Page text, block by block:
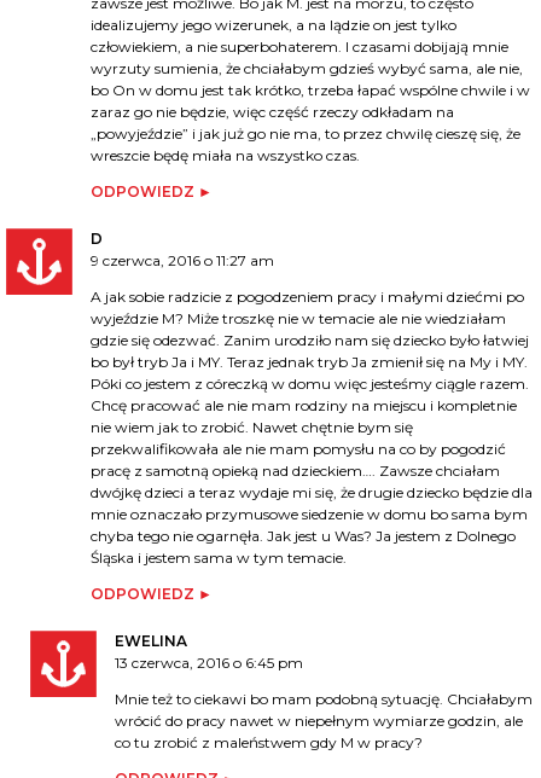
idealizujemy jego wizerunek, a na lądzie on jest tylko
człowiekiem, a nie superbohaterem. I czasami dobijają mnie
wyrzuty sumienia, że chciałabym gdzieś wybyć sama, ale nie,
bo On w domu jest tak krótko, trzeba łapać wspólne chwile i w
zaraz go nie będzie, więc część rzeczy odkładam na
„powyjeździe” i jak już go nie ma, to przez chwilę cieszę się, że
wreszcie będę miała na wszystko czas.
ODPOWIEDZ
D
9 czerwca, 2016 o 11:27 am
A jak sobie radzicie z pogodzeniem pracy i małymi dziećmi po
wyjeździe M? Miże troszkę nie w temacie ale nie wiedziałam
gdzie się odezwać. Zanim urodziło nam się dziecko było łatwiej
bo był tryb Ja i MY. Teraz jednak tryb Ja zmienił się na My i MY.
Póki co jestem z córeczką w domu więc jesteśmy ciągle razem.
Chcę pracować ale nie mam rodziny na miejscu i kompletnie
nie wiem jak to zrobić. Nawet chętnie bym się
przekwalifikowała ale nie mam pomysłu na co by pogodzić
pracę z samotną opieką nad dzieckiem…. Zawsze chciałam
dwójkę dzieci a teraz wydaje mi się, że drugie dziecko będzie dla
mnie oznaczało przymusowe siedzenie w domu bo sama bym
chyba tego nie ogarnęła. Jak jest u Was? Ja jestem z Dolnego
Śląska i jestem sama w tym temacie.
ODPOWIEDZ
EWELINA
13 czerwca, 2016 o 6:45 pm
Mnie też to ciekawi bo mam podobną sytuację. Chciałabym
wrócić do pracy nawet w niepełnym wymiarze godzin, ale
co tu zrobić z maleństwem gdy M w pracy?